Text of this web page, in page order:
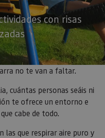
con risas
no te van a faltar.
cuántas personas seáis ni
te ofrece un entorno e
cabe de todo.
las que respirar aire puro y